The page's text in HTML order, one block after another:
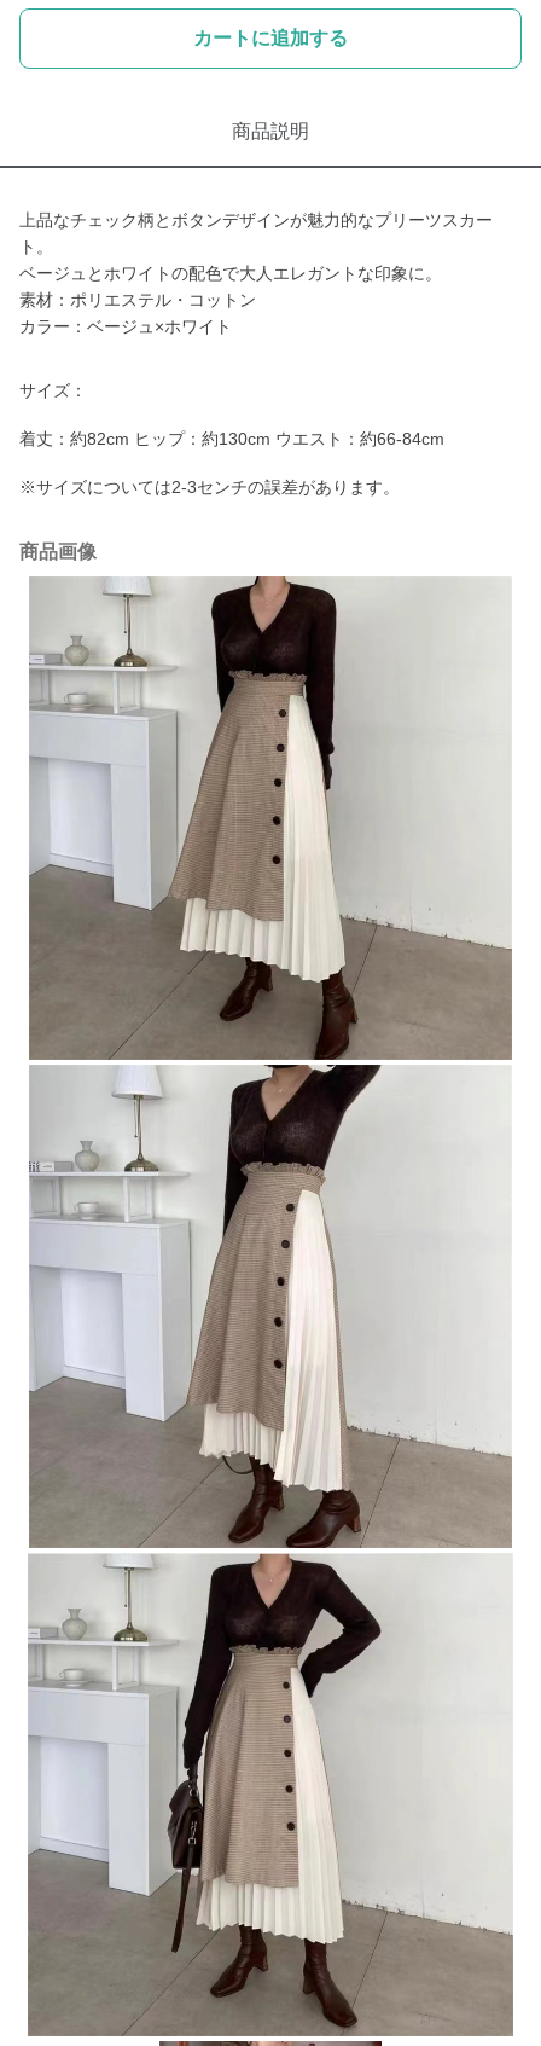
カートに追加する
商品説明
上品なチェック柄とボタンデザインが魅力的なプリーツスカー
ト。
ベージュとホワイトの配色で大人エレガントな印象に。
素材：ポリエステル・コットン
カラー：ベージュ×ホワイト
サイズ：
着丈：約82cm ヒップ：約130cm ウエスト：約66-84cm
※サイズについては2-3センチの誤差があります。
商品画像